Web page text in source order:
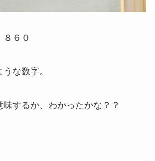
６０
な数字。
するか、わかったかな？？